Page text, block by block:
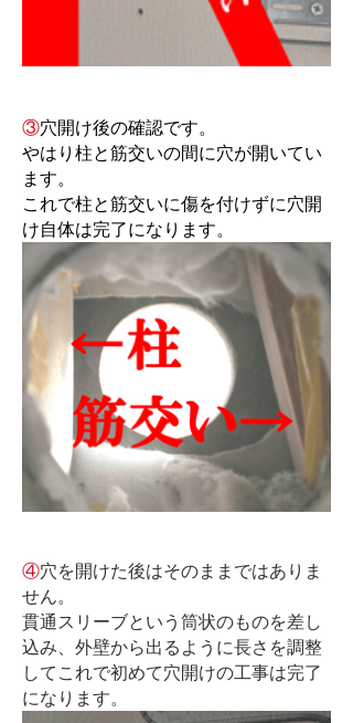
③穴開け後の確認です。
やはり柱と筋交いの間に穴が開いてい
ます。
​これで柱と筋交いに傷を付けずに穴開
け自体は完了になります。
④穴を開けた後はそのままではありま
せん。
​貫通スリーブという筒状のものを差し
込み、外壁から出るように長さを調整
してこれで初めて穴開けの工事は完了
になります。